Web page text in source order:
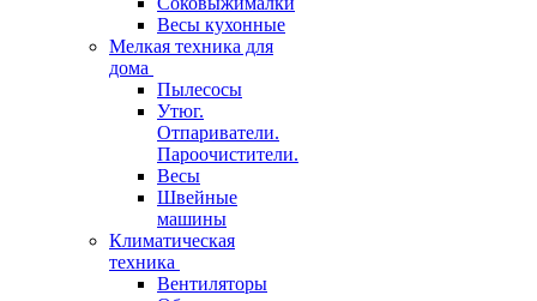
Весы кухонные
Мелкая техника для
дома
Пылесосы
Утюг.
Отпариватели.
Пароочистители.
Весы
Швейные
машины
Климатическая
техника
Вентиляторы